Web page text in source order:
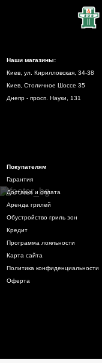
Наши магазины:
Киев, ул. Кирилловская, 34-38
Киев, Столичное Шоссе 35
Днепр - просп. Науки, 131
Покупателям
Гарантия
Доставка и оплата
Аренда грилей
Обустройство гриль зон
Кредит
Программа лояльности
Карта сайта
Политика конфиденциальности
Оферта